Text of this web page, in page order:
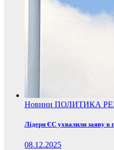
Новини ПОЛИТИКА
Лідери ЄС ухвалили заяву в
08.12.2025